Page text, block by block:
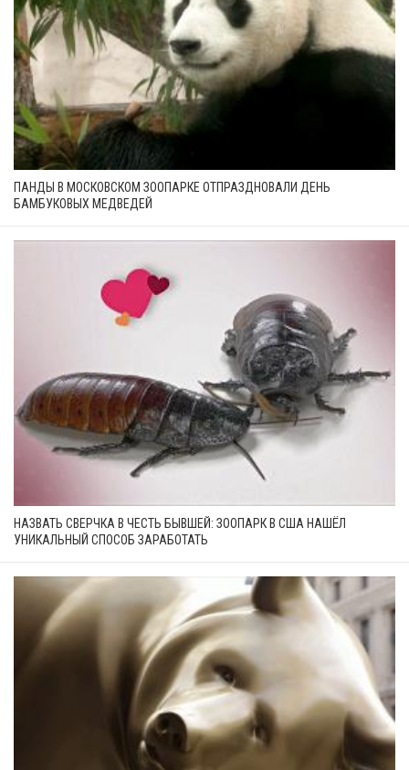
ПАНДЫ В МОСКОВСКОМ ЗООПАРКЕ ОТПРАЗДНОВАЛИ ДЕНЬ
БАМБУКОВЫХ МЕДВЕДЕЙ
НАЗВАТЬ СВЕРЧКА В ЧЕСТЬ БЫВШЕЙ: ЗООПАРК В США НАШЁЛ
УНИКАЛЬНЫЙ СПОСОБ ЗАРАБОТАТЬ